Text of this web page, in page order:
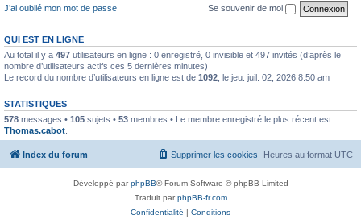
J’ai oublié mon mot de passe
Se souvenir de moi
QUI EST EN LIGNE
Au total il y a 497 utilisateurs en ligne : 0 enregistré, 0 invisible et 497 invités (d’après le
nombre d’utilisateurs actifs ces 5 dernières minutes)
Le record du nombre d’utilisateurs en ligne est de 1092 , le jeu. juil. 02, 2026 8:50 am
STATISTIQUES
578 messages • 105 sujets • 53 membres • Le membre enregistré le plus récent est
Thomas.cabot
Index du forum Heures au format UTC
Supprimer les cookies
Développé parphpBB® Forum Software © phpBB Limited
Traduit parphpBB-fr.com
Confidentialité | Conditions